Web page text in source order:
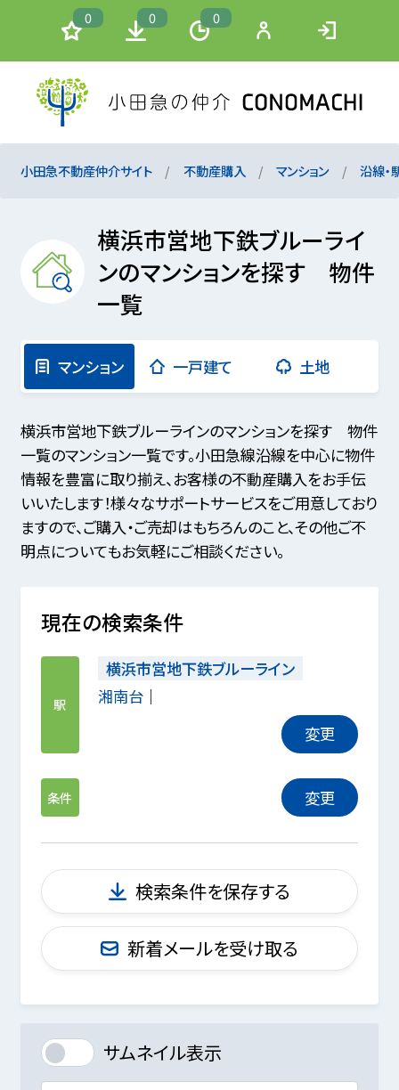
0 0 0
小田急不動産仲介サイト 不動産購入 マンション 沿線・
横浜市営地下鉄ブルーライ
ンのマンションを探す 物件
一覧
マンション 一戸建て 土地
横浜市営地下鉄ブルーラインのマンションを探す 物件
一覧のマンション一覧です。小田急線沿線を中心に物件
情報を豊富に取り揃え、お客様の不動産購入をお手伝
いいたします！様々なサポートサービスをご用意しており
ますので、ご購入・ご売却はもちろんのこと、その他ご不
明点についてもお気軽にご相談ください。
現在の検索条件
駅
横浜市営地下鉄ブルーライン
湘南台
変更
条件 変更
検索条件を保存する
新着メールを受け取る
サムネイル表示